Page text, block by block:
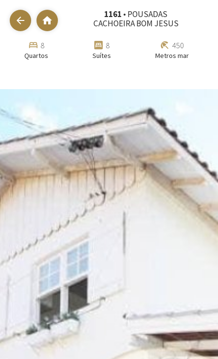
arrow_back home
1161 • POUSADAS
CACHOEIRA BOM JESUS
bed 8
Quartos
bedroom_parent 8
Suítes
beach_access 450
Metros mar